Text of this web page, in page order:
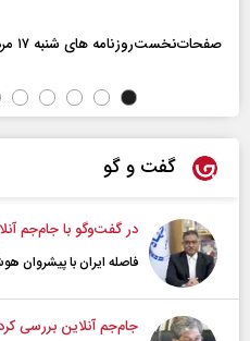
صفحات‌نخست‌روزنامه ها‌ی شنبه ۱۷ مردادماه
گفت و گو
در گفت‌و‌گو با جام‌جم
فاصله ایران با
جام‌جم آنلاین بررسی